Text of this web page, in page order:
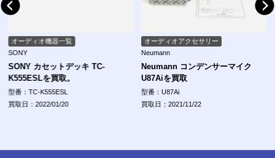
オーディオ機器一覧
SONY
SONY カセットデッキ TC-
K555ESLを買取。
型番：TC-K555ESL
買取日：2022/01/20
オーディオアクセサリー
Neumann
Neumann コンデンサーマイク
U87Aiを買取
型番：U87Ai
買取日：2021/11/22